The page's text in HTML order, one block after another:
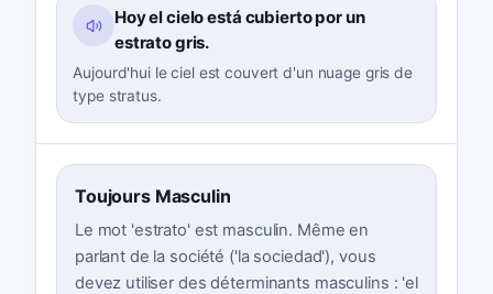
Hoy el cielo está cubierto por un
estrato gris.
Aujourd'hui le ciel est couvert d'un nuage gris de
type stratus.
Toujours Masculin
Le mot 'estrato' est masculin. Même en
parlant de la société ('la sociedad'), vous
devez utiliser des déterminants masculins : 'el